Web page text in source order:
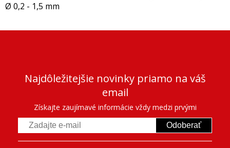
Ø 0,2 - 1,5 mm
Najdôležitejšie novinky priamo na váš
email
Získajte zaujímavé informácie vždy medzi prvými
Odoberať